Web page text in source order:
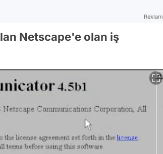
Reklam
Netscape'e olan iş